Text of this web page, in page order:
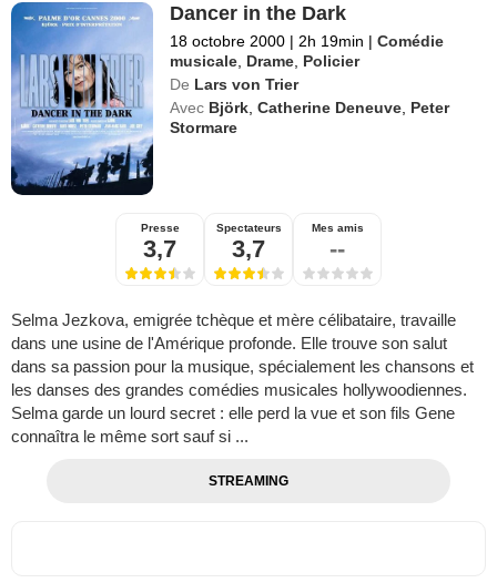
Dancer in the Dark
18 octobre 2000 | 2h 19min | Comédie
musicale Drame Policier
De Lars von Trier
Avec Björk ,Catherine Deneuve Peter
Stormare
Presse
3,7
Spectateurs
3,7
Mes amis
--
Selma Jezkova, emigrée tchèque et mère célibataire, travaille
dans une usine de l'Amérique profonde. Elle trouve son salut
dans sa passion pour la musique, spécialement les chansons et
les danses des grandes comédies musicales hollywoodiennes.
Selma garde un lourd secret : elle perd la vue et son fils Gene
connaîtra le même sort sauf si ...
STREAMING